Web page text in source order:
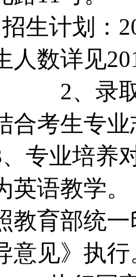
计划：
人数详见
2、录取
合考生专
业培养对
英语教学
教育部统
意见》执